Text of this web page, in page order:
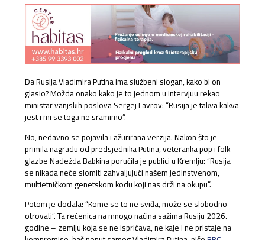
Da Rusija Vladimira Putina ima službeni slogan, kako bi on
glasio? Možda onako kako je to jednom u intervjuu rekao
ministar vanjskih poslova Sergej Lavrov: “Rusija je takva kakva
jest i mi se toga ne sramimo”.
No, nedavno se pojavila i ažurirana verzija. Nakon što je
primila nagradu od predsjednika Putina, veteranka pop i folk
glazbe Nadežda Babkina poručila je publici u Kremlju: “Rusija
se nikada neće slomiti zahvaljujući našem jedinstvenom,
multietničkom genetskom kodu koji nas drži na okupu”.
Potom je dodala: “Kome se to ne sviđa, može se slobodno
otrovati”. Ta rečenica na mnogo načina sažima Rusiju 2026.
godine – zemlju koja se ne ispričava, ne kaje i ne pristaje na